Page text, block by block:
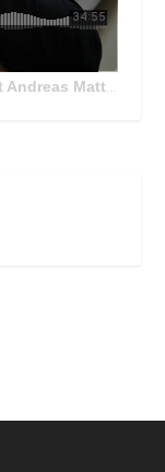
CEO der ÖBB Holding